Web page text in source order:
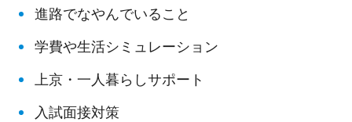
進路でなやんでいること
学費や生活シミュレーション
上京・一人暮らしサポート
入試面接対策